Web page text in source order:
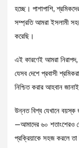
হচ্ছে। পাশাপাশি,
সম্প্রতি আমরা ইসলামী
করেছি।
এই কারণেই আমরা
যেসব দেশে প্রবাসী
নিশ্চিত করার আহবান
উন্নত বিশ্ব যেখানে বয়স্ক
—আমাদের ৬০ শতাংশেরও
প্রক্রিয়াকে সহজ করলে